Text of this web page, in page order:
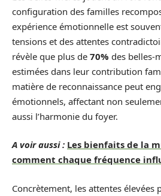
configuration des familles
expérience émotionnelle est
tensions et des attentes
révèle que plus de 70% des belles-
estimées dans leur contribution
matière de reconnaissance peut
émotionnels, affectant non
aussi l’harmonie du foyer.
A voir aussi : Les bienfaits de la
comment chaque fréquence
Concrètement, les attentes élevées